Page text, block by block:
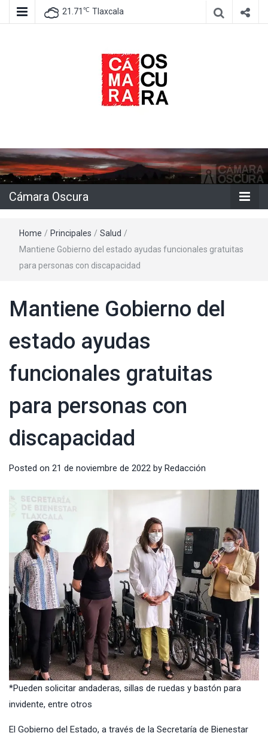
21.71 ℃ Tlaxcala
Cámara
Oscura
Cámara Oscura
Home / Principales / Salud /
Mantiene Gobierno del estado ayudas funcionales gratuitas
para personas con discapacidad
Mantiene Gobierno del
estado ayudas
funcionales gratuitas
para personas con
discapacidad
Posted on 21 de noviembre de 2022 by Redacción
*Pueden solicitar andaderas, sillas de ruedas y bastón para
invidente, entre otros
El Gobierno del Estado, a través de la Secretaría de Bienestar